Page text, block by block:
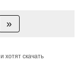
»
хотят скачать